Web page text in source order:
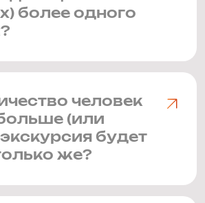
более одного
человек
(или
будет
же?